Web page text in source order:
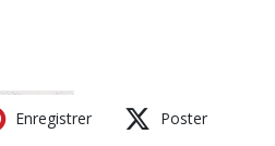
Enregistrer Poster